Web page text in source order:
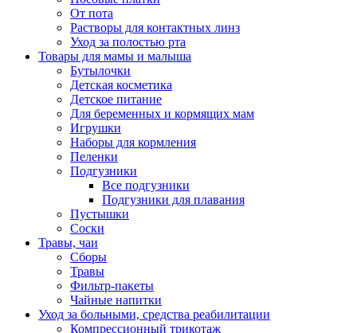
От пота
Растворы для контактных линз
Уход за полостью рта
Товары для мамы и малыша
Бутылочки
Детская косметика
Детское питание
Для беременных и кормящих мам
Игрушки
Наборы для кормления
Пеленки
Подгузники
Все подгузники
Подгузники для плавания
Пустышки
Соски
Травы, чаи
Сборы
Травы
Фильтр-пакеты
Чайные напитки
Уход за больными, средства реабилитации
Компрессионный трикотаж